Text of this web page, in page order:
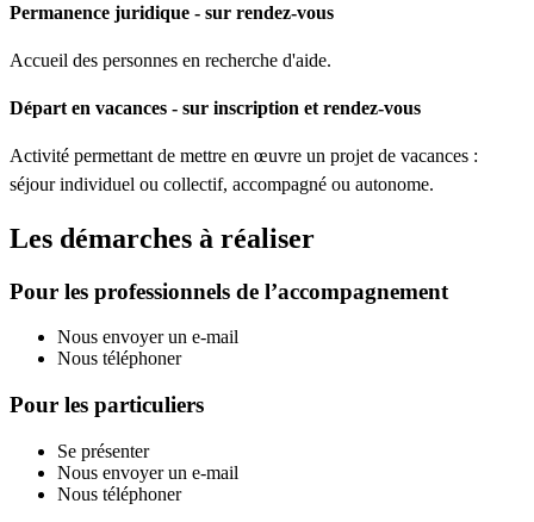
Permanence juridique - sur rendez-vous
Accueil des personnes en recherche d'aide.
Départ en vacances - sur inscription et rendez-vous
Activité permettant de mettre en œuvre un projet de vacances :
séjour individuel ou collectif, accompagné ou autonome.
Les démarches à réaliser
Pour les professionnels de l’accompagnement
Nous envoyer un e-mail
Nous téléphoner
Pour les particuliers
Se présenter
Nous envoyer un e-mail
Nous téléphoner